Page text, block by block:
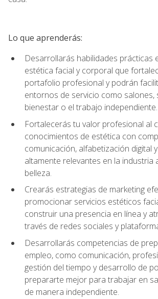
Lo que aprenderás:
Desarrollarás habilidades prácticas
estética facial y corporal que
portafolio profesional y podrán
entornos de servicio como salones,
bienestar o el trabajo independiente.
Fortalecerás tu valor profesional al
conocimientos de estética con
comunicación, alfabetización digital
altamente relevantes en la industria
belleza.
Crearás estrategias de marketing
promocionar servicios estéticos
construir una presencia en línea y
través de redes sociales y
Desarrollarás competencias de
empleo, como comunicación,
gestión del tiempo y desarrollo de
prepararte mejor para trabajar en
de manera independiente.